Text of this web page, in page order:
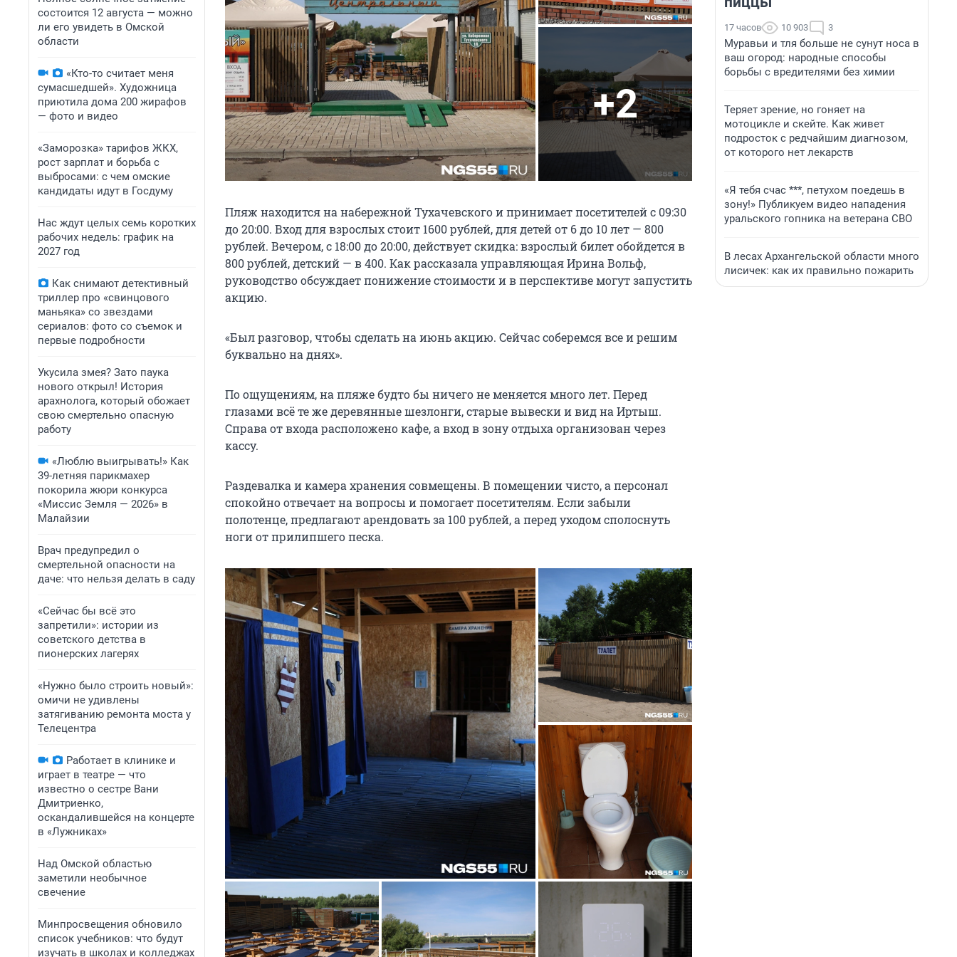
состоится 12 августа — можно
ли его увидеть в Омской
области
«Кто-то считает меня
сумасшедшей». Художница
приютила дома 200 жирафов
— фото и видео
«Заморозка» тарифов ЖКХ,
рост зарплат и борьба с
выбросами: с чем омские
кандидаты идут в Госдуму
Нас ждут целых семь коротких
рабочих недель: график на
2027 год
Как снимают детективный
триллер про «свинцового
маньяка» со звездами
сериалов: фото со съемок и
первые подробности
Укусила змея? Зато паука
нового открыл! История
арахнолога, который обожает
свою смертельно опасную
работу
«Люблю выигрывать!» Как
39-летняя парикмахер
покорила жюри конкурса
«Миссис Земля — 2026» в
Малайзии
Врач предупредил о
смертельной опасности на
даче: что нельзя делать в саду
«Сейчас бы всё это
запретили»: истории из
советского детства в
пионерских лагерях
«Нужно было строить новый»:
омичи не удивлены
затягиванию ремонта моста у
Телецентра
Работает в клинике и
играет в театре — что
известно о сестре Вани
Дмитриенко,
оскандалившейся на концерте
в «Лужниках»
Над Омской областью
заметили необычное
свечение
Минпросвещения обновило
список учебников: что будут
изучать в школах и колледжах
+2
Пляж находится на набережной Тухачевского и принимает посетителей с 09:30
до 20:00. Вход для взрослых стоит 1600 рублей, для детей от 6 до 10 лет — 800
рублей. Вечером, с 18:00 до 20:00, действует скидка: взрослый билет обойдется в
800 рублей, детский — в 400. Как рассказала управляющая Ирина Вольф,
руководство обсуждает понижение стоимости и в перспективе могут запустить
акцию.
«Был разговор, чтобы сделать на июнь акцию. Сейчас соберемся все и решим
буквально на днях».
По ощущениям, на пляже будто бы ничего не меняется много лет. Перед
глазами всё те же деревянные шезлонги, старые вывески и вид на Иртыш.
Справа от входа расположено кафе, а вход в зону отдыха организован через
кассу.
Раздевалка и камера хранения совмещены. В помещении чисто, а персонал
спокойно отвечает на вопросы и помогает посетителям. Если забыли
полотенце, предлагают арендовать за 100 рублей, а перед уходом сполоснуть
ноги от прилипшего песка.
17 часов 10 903 3
Муравьи и тля больше не сунут носа в
ваш огород: народные способы
борьбы с вредителями без химии
Теряет зрение, но гоняет на
мотоцикле и скейте. Как живет
подросток с редчайшим диагнозом,
от которого нет лекарств
«Я тебя счас ***, петухом поедешь в
зону!» Публикуем видео нападения
уральского гопника на ветерана СВО
В лесах Архангельской области много
лисичек: как их правильно пожарить